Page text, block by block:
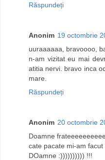
Răspundeți
Anonim 19 octombrie
uuraaaaaa, bravoooo,
n-am vizitat eu mai
atitia nervi. bravo inca
mare.
Răspundeți
Anonim 20 octombrie
Doamne
cate pacate mi-am facut
DOamne :)))))))))) !!!